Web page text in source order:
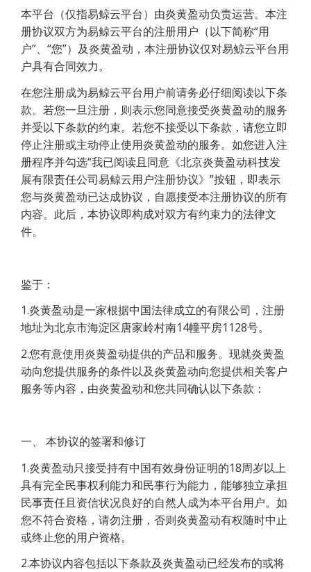
本平台（仅指易鲸云平台）由炎黄盈动负责运营。本注
册协议双方为易鲸云平台的注册用户（以下简称“用
户”、“您”）及炎黄盈动，本注册协议仅对易鲸云平台用
户具有合同效力。
在您注册成为易鲸云平台用户前请务必仔细阅读以下条
款。若您一旦注册，则表示您同意接受炎黄盈动的服务
并受以下条款的约束。若您不接受以下条款，请您立即
停止注册或主动停止使用炎黄盈动的服务。如您进入注
册程序并勾选“我已阅读且同意《北京炎黄盈动科技发
展有限责任公司易鲸云用户注册协议》”按钮，即表示
您与炎黄盈动已达成协议，自愿接受本注册协议的所有
内容。此后，本协议即构成对双方有约束力的法律文
件。
鉴于：
1.炎黄盈动是一家根据中国法律成立的有限公司，注册
地址为北京市海淀区唐家岭村南14幢平房1128号。
2.您有意使用炎黄盈动提供的产品和服务。现就炎黄盈
动向您提供服务的条件以及炎黄盈动向您提供相关客户
服务等内容，由炎黄盈动和您共同确认以下条款：
一、 本协议的签署和修订
1.炎黄盈动只接受持有中国有效身份证明的18周岁以上
具有完全民事权利能力和民事行为能力，能够独立承担
民事责任且资信状况良好的自然人成为本平台用户。如
您不符合资格，请勿注册，否则炎黄盈动有权随时中止
或终止您的用户资格。
2.本协议内容包括以下条款及炎黄盈动已经发布的或将